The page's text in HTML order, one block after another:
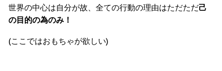
世界の中心は自分が故、全ての行動の理由はただただ己
の目的の為のみ！
(ここではおもちゃが欲しい)